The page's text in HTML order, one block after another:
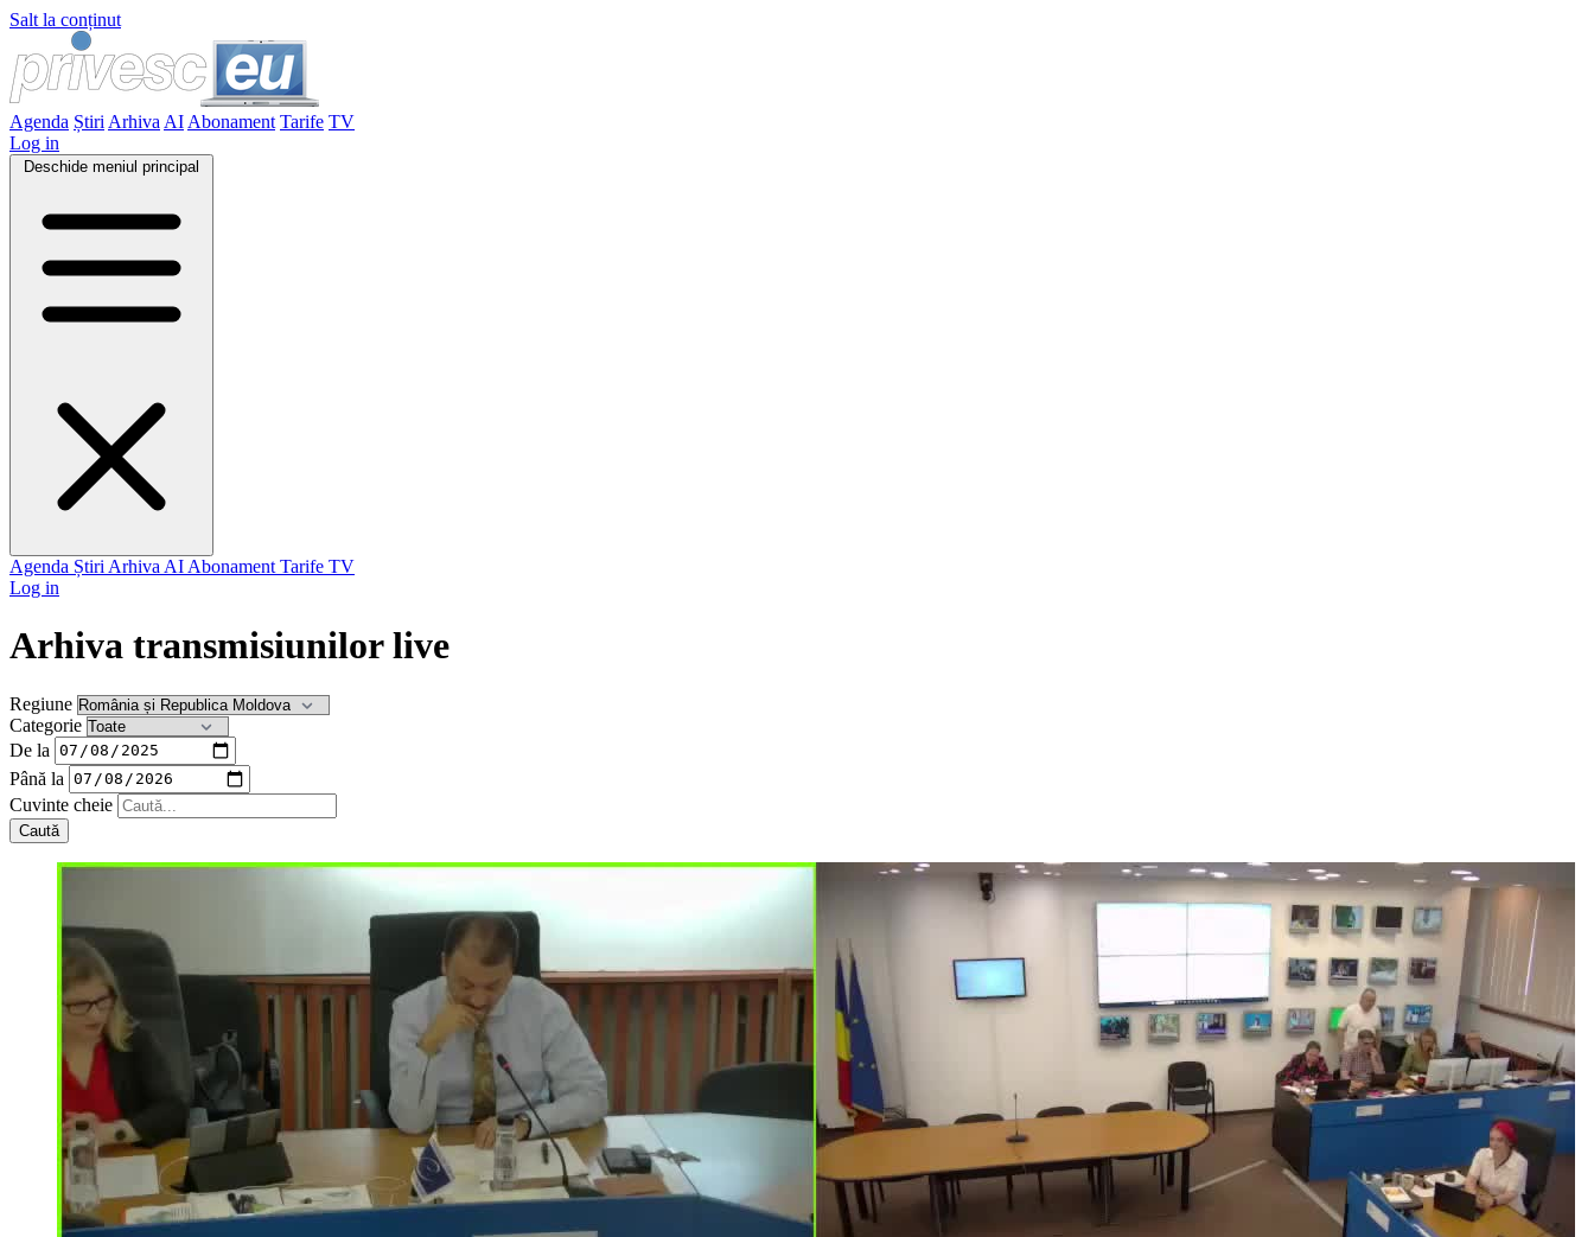
Salt la conținut
Agenda Știri Arhiva AI Abonament Tarife TV
Log in
Deschide meniul principal
Agenda Știri Arhiva AI Abonament Tarife TV
Log in
Arhiva transmisiunilor live
Regiune
Categorie
De la
Până la
Cuvinte cheie
Caută